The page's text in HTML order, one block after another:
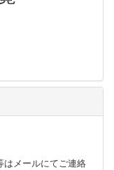
はメールにてご連絡